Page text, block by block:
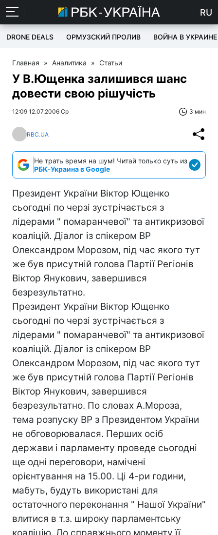
RU
DRONE DEALS ОРМУЗСКИЙ ПРОЛИВ ВОЙНА В УКРАИНЕ
Главная » Аналитика » Статьи
У В.Ющенка залишився шанс
довести свою рішучість
12:09 12.07.2006 Ср 3 мин
RBC.UA
Не трать время на шум! Читай только суть из
РБК-Украина в Google
Президент України Віктор Ющенко
сьогодні по черзі зустрічається з
лідерами " помаранчевої" та антикризової
коаліцій. Діалог із спікером ВР
Олександром Морозом, під час якого тут
же був присутній голова Партії Регіонів
Віктор Янукович, завершився
безрезультатно.
Президент України Віктор Ющенко
сьогодні по черзі зустрічається з
лідерами " помаранчевої" та антикризової
коаліцій. Діалог із спікером ВР
Олександром Морозом, під час якого тут
же був присутній голова Партії Регіонів
Віктор Янукович, завершився
безрезультатно. По словах А.Мороза,
тема розпуску ВР з Президентом України
не обговорювалася. Перших осіб
держави і парламенту проведе сьогодні
ще одні переговори, намічені
орієнтування на 15.00. Ці 4-ри години,
мабуть, будуть використані для
остаточного переконання " Нашої України"
влитися в т.з. широку парламентську